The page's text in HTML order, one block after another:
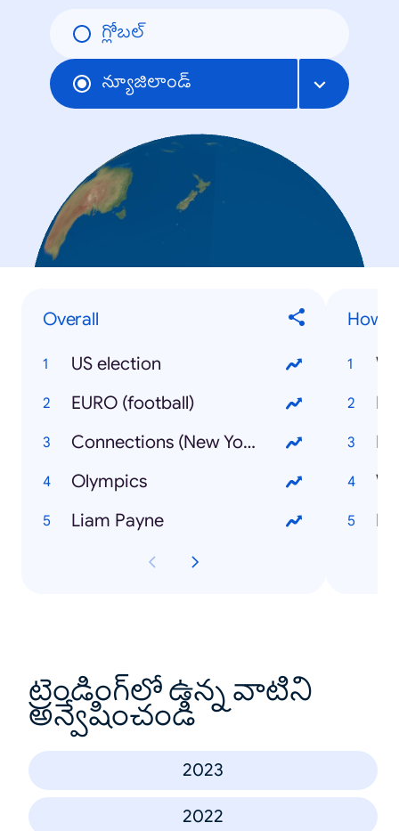
గ్లోబల్
న్యూజిలాండ్
Overall
US election
EURO (football)
Connections (New York Times game)
Olympics
Liam Payne
How
ట్రెండింగ్‌లో ఉన్న వాటిని
అన్వేషించండి
2023
2022